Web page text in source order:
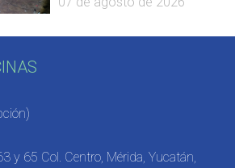
y 65 Col. Centro, Mérida, Yucatán,